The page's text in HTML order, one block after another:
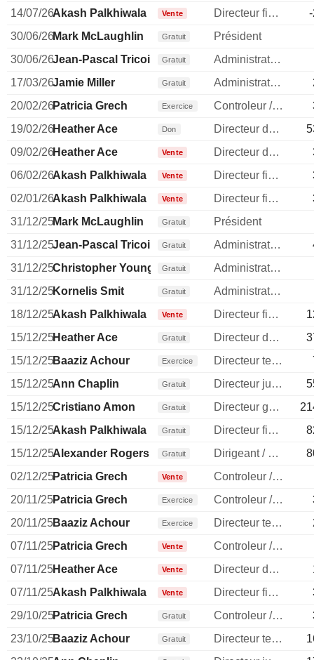
14/07/26Akash Palkhiwala Vente Directeur financier
30/06/26Mark McLaughlin Gratuit
Président
30/06/26Jean-Pascal Tricoire Gratuit
Administrateur
17/03/26Jamie Miller Gratuit Administrateur
20/02/26Patricia Grech Exercice Controleur / auditeur
19/02/26Heather Ace Don Directeur des ressources humaines
09/02/26Heather Ace Vente Directeur des ressources humaines
06/02/26Akash Palkhiwala Vente Directeur financier
02/01/26Akash Palkhiwala Vente Directeur financier
31/12/25Mark McLaughlin Gratuit
Président
31/12/25Jean-Pascal Tricoire Gratuit Administrateur
31/12/25Christopher Young Gratuit
Administrateur
31/12/25Kornelis Smit Gratuit
Administrateur
18/12/25Akash Palkhiwala Vente Directeur financier
15/12/25Heather Ace Gratuit Directeur des ressources humaines
15/12/25Baaziz Achour Exercice Directeur technique
15/12/25Ann Chaplin Gratuit Directeur juridique
15/12/25Cristiano Amon Gratuit Directeur general
15/12/25Akash Palkhiwala Gratuit Directeur financier
15/12/25Alexander Rogers Gratuit Dirigeant / cadre principal
02/12/25Patricia Grech Vente
Controleur / auditeur
20/11/25Patricia Grech Exercice Controleur / auditeur
20/11/25Baaziz Achour Exercice Directeur technique
07/11/25Patricia Grech Vente
Controleur / auditeur
07/11/25Heather Ace Vente Directeur des ressources humaines
07/11/25Akash Palkhiwala Vente Directeur financier
29/10/25Patricia Grech Gratuit Controleur / auditeur
23/10/25Baaziz Achour Gratuit Directeur technique